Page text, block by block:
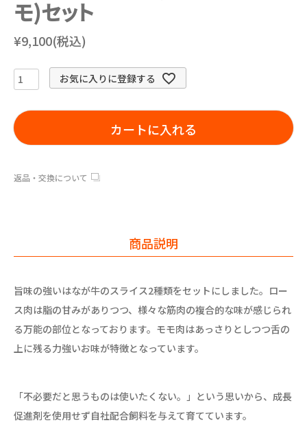
モ)セット
¥9,100(税込)
お気に入りに登録する
カートに入れる
返品・交換について
商品説明
旨味の強いはなが牛のスライス2種類をセットにしました。ロー
ス肉は脂の甘みがありつつ、様々な筋肉の複合的な味が感じられ
る万能の部位となっております。モモ肉はあっさりとしつつ舌の
上に残る力強いお味が特徴となっています。
「不必要だと思うものは使いたくない。」という思いから、成長
促進剤を使用せず自社配合飼料を与えて育てています。